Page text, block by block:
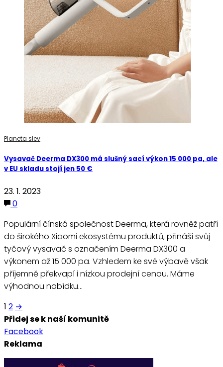
Planeta slev
Vysavač Deerma DX300 má slušný sací výkon 15 000 pa, ale
v EU skladu stojí jen 50 €
23. 1. 2023
0
Populární čínská společnost Deerma, která rovněž patří
do širokého Xiaomi ekosystému produktů, přináší svůj
tyčový vysavač s označením Deerma DX300 a
výkonem až 15 000 pa. Vzhledem ke své výbavě však
příjemně překvapí i nízkou prodejní cenou. Máme
výhodnou nabídku…
Stránkování
příspěvků
1 2 →
Přidej se k naší komunitě
Facebook
Reklama